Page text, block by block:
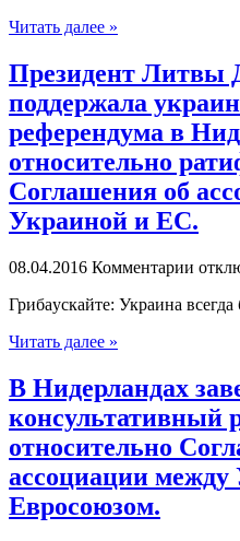
Читать далее »
Президент Литвы
поддержала
референдума в
относительно
Соглашения об
Украиной и ЕС.
08.04.2016 Комментарии
Грибaускaйтe: Укрaинa всегда
Читать далее »
В Нидерландах
консультативный
относительно
ассоциации
Евросоюзом.